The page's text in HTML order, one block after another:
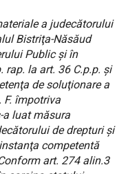
a judecătorului
Bistriţa-Năsăud
Public şi în
rap. la art. 36 C.p.p. şi
de soluţionare a
F. împotriva
a luat măsura
de drepturi şi
competentă
art. 274 alin.3